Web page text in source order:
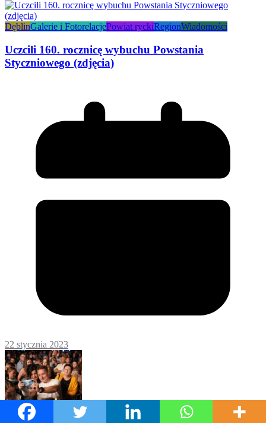
DęblinGalerie i FotorelacjePowiat ryckiRegionWiadomości
Uczcili 160. rocznicę wybuchu Powstania
Styczniowego (zdjęcia)
22 stycznia 2023
Galerie i Fotorelacje Kultura i rozrywka